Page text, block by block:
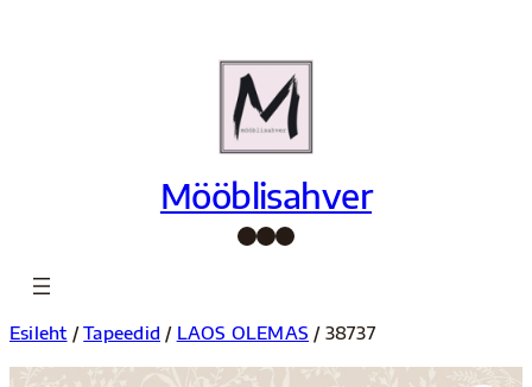
Mööblisahver
Facebook InstagramPinterest
Esileht /Tapeedid / LAOS OLEMAS / 38737